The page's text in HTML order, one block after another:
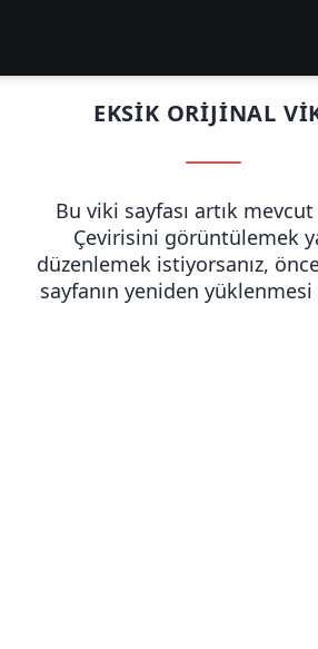
EKSIK ORIJINAL
Bu viki sayfası artık
Çevirisini görüntülemek
düzenlemek istiyorsanız,
sayfanın yeniden yüklenmesi